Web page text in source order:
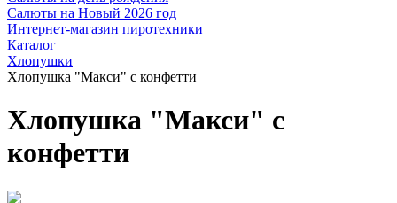
Салюты на Новый 2026 год
Интернет-магазин пиротехники
Каталог
Хлопушки
Хлопушка "Макси" с конфетти
Хлопушка "Макси" с
конфетти